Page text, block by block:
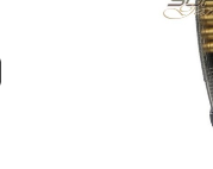
LIMITED